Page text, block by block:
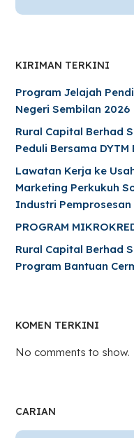
KIRIMAN TERKINI
Program Jelajah
Negeri Sembilan 2026
Rural Capital Berhad
Peduli Bersama DYTM
Lawatan Kerja ke
Marketing Perkukuh
Industri Pemprosesan
PROGRAM
Rural Capital Berhad
Program Bantuan
KOMEN TERKINI
No comments to show.
CARIAN